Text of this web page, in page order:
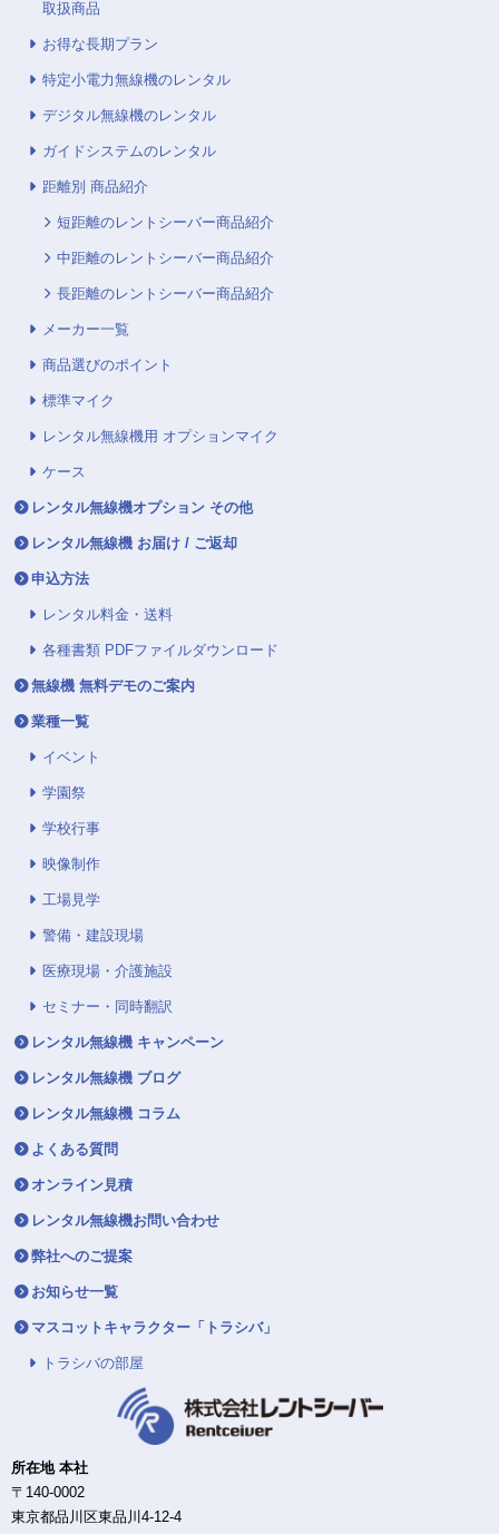
取扱商品
お得な長期プラン
特定小電力無線機のレンタル
デジタル無線機のレンタル
ガイドシステムのレンタル
距離別 商品紹介
短距離のレントシーバー商品紹介
中距離のレントシーバー商品紹介
長距離のレントシーバー商品紹介
メーカー一覧
商品選びのポイント
標準マイク
レンタル無線機用 オプションマイク
ケース
レンタル無線機オプション その他
レンタル無線機 お届け / ご返却
申込方法
レンタル料金・送料
各種書類 PDFファイルダウンロード
無線機 無料デモのご案内
業種一覧
イベント
学園祭
学校行事
映像制作
工場見学
警備・建設現場
医療現場・介護施設
セミナー・同時翻訳
レンタル無線機 キャンペーン
レンタル無線機 ブログ
レンタル無線機 コラム
よくある質問
オンライン見積
レンタル無線機お問い合わせ
弊社へのご提案
お知らせ一覧
マスコットキャラクター「トラシバ」
トラシバの部屋
所在地 本社
〒140-0002
東京都品川区東品川4-12-4